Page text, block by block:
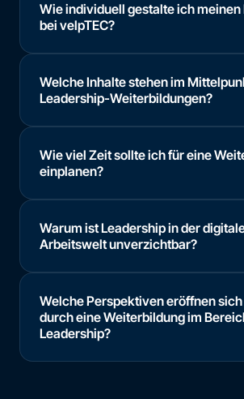
Wie individuell gestalte ich meinen
bei velpTEC?
Welche Inhalte stehen im
Leadership-Weiterbildungen?
Wie viel Zeit sollte ich für eine
einplanen?
Warum ist Leadership in der
Arbeitswelt unverzichtbar?
Welche Perspektiven eröffnen
durch eine Weiterbildung im
Leadership?